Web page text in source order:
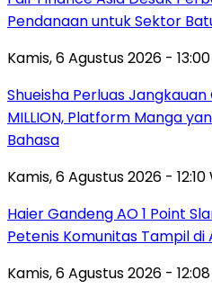
Pendanaan untuk Sektor
Kamis, 6 Agustus 2026 -
Shueisha Perluas
MILLION, Platform Manga
Bahasa
Kamis, 6 Agustus 2026 - 12:10
Haier Gandeng AO 1 Point
Petenis Komunitas Tampil di
Kamis, 6 Agustus 2026 -